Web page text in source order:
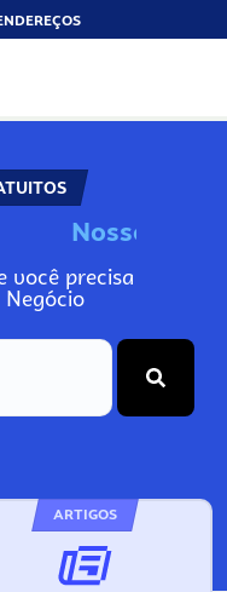
Nosso
você precisa
ARTIGOS